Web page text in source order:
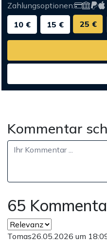
Zahlungsoptionen:
10 €
15 € 25 €
Kommentar
65
Tomas26.05.2026 um